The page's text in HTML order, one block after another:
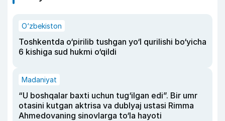
O‘zbekiston
Toshkentda o‘pirilib tushgan yo‘l qurilishi bo‘yicha
6 kishiga sud hukmi o‘qildi
Madaniyat
“U boshqalar baxti uchun tug‘ilgan edi”. Bir umr
otasini kutgan aktrisa va dublyaj ustasi Rimma
Ahmedovaning sinovlarga to‘la hayoti